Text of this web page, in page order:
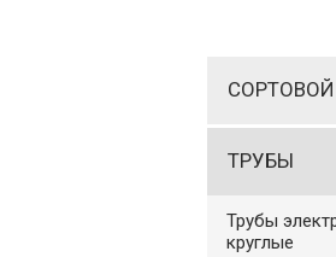
ТРУБЫ
Трубы
круглые